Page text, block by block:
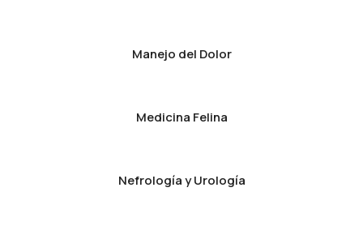
Manejo del Dolor
Medicina Felina
Nefrología y Urología